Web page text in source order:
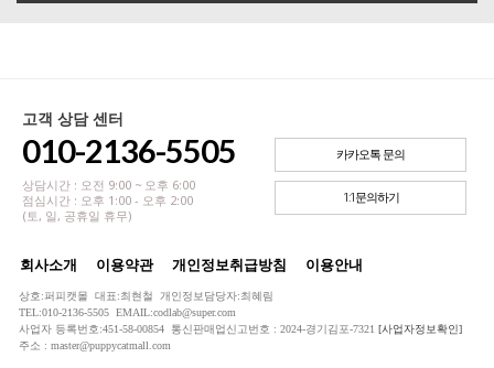
고객 상담 센터
010-2136-5505
상담시간 : 오전 9:00 ~ 오후 6:00
점심시간 : 오후 1:00 - 오후 2:00
(토, 일, 공휴일 휴무)
카카오톡 문의
1:1문의하기
회사소개 이용약관 개인정보취급방침 이용안내
상호:퍼피캣몰 대표:최현철 개인정보담당자:최혜림
TEL:010-2136-5505 EMAIL:codlab@super.com
사업자 등록번호:451-58-00854 통신판매업신고번호 : 2024-경기김포-7321 [사업자정보확인]
주소 : master@puppycatmall.com